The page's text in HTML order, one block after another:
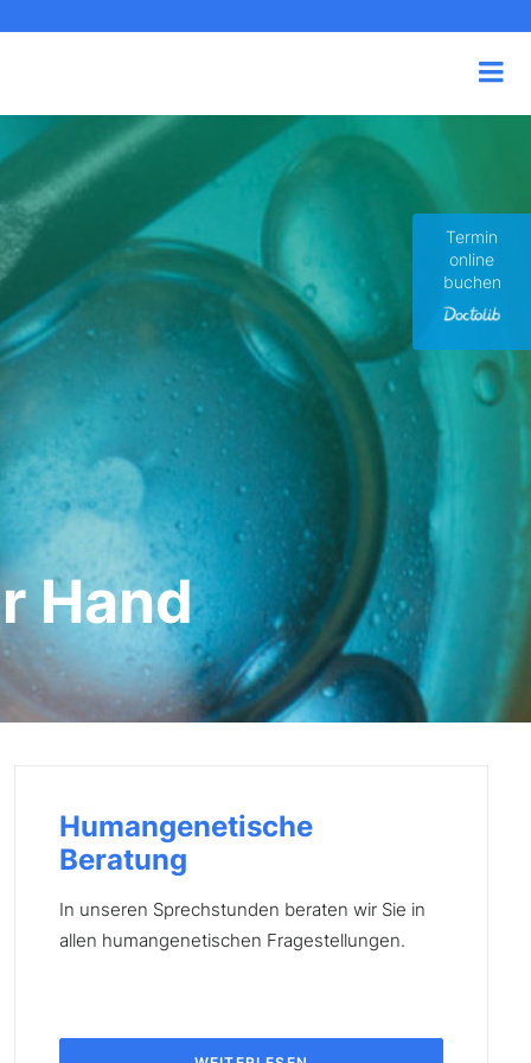
Termin
online
buchen
Hand
Humangenetische
Beratung
In unseren Sprechstunden beraten wir Sie in
allen humangenetischen Fragestellungen.